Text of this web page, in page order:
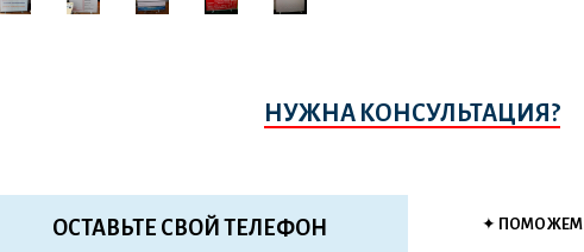
НУЖНА КОНСУЛЬТАЦИЯ?
ОСТАВЬТЕ СВОЙ ТЕЛЕФОН ✦ ПОМОЖЕМ